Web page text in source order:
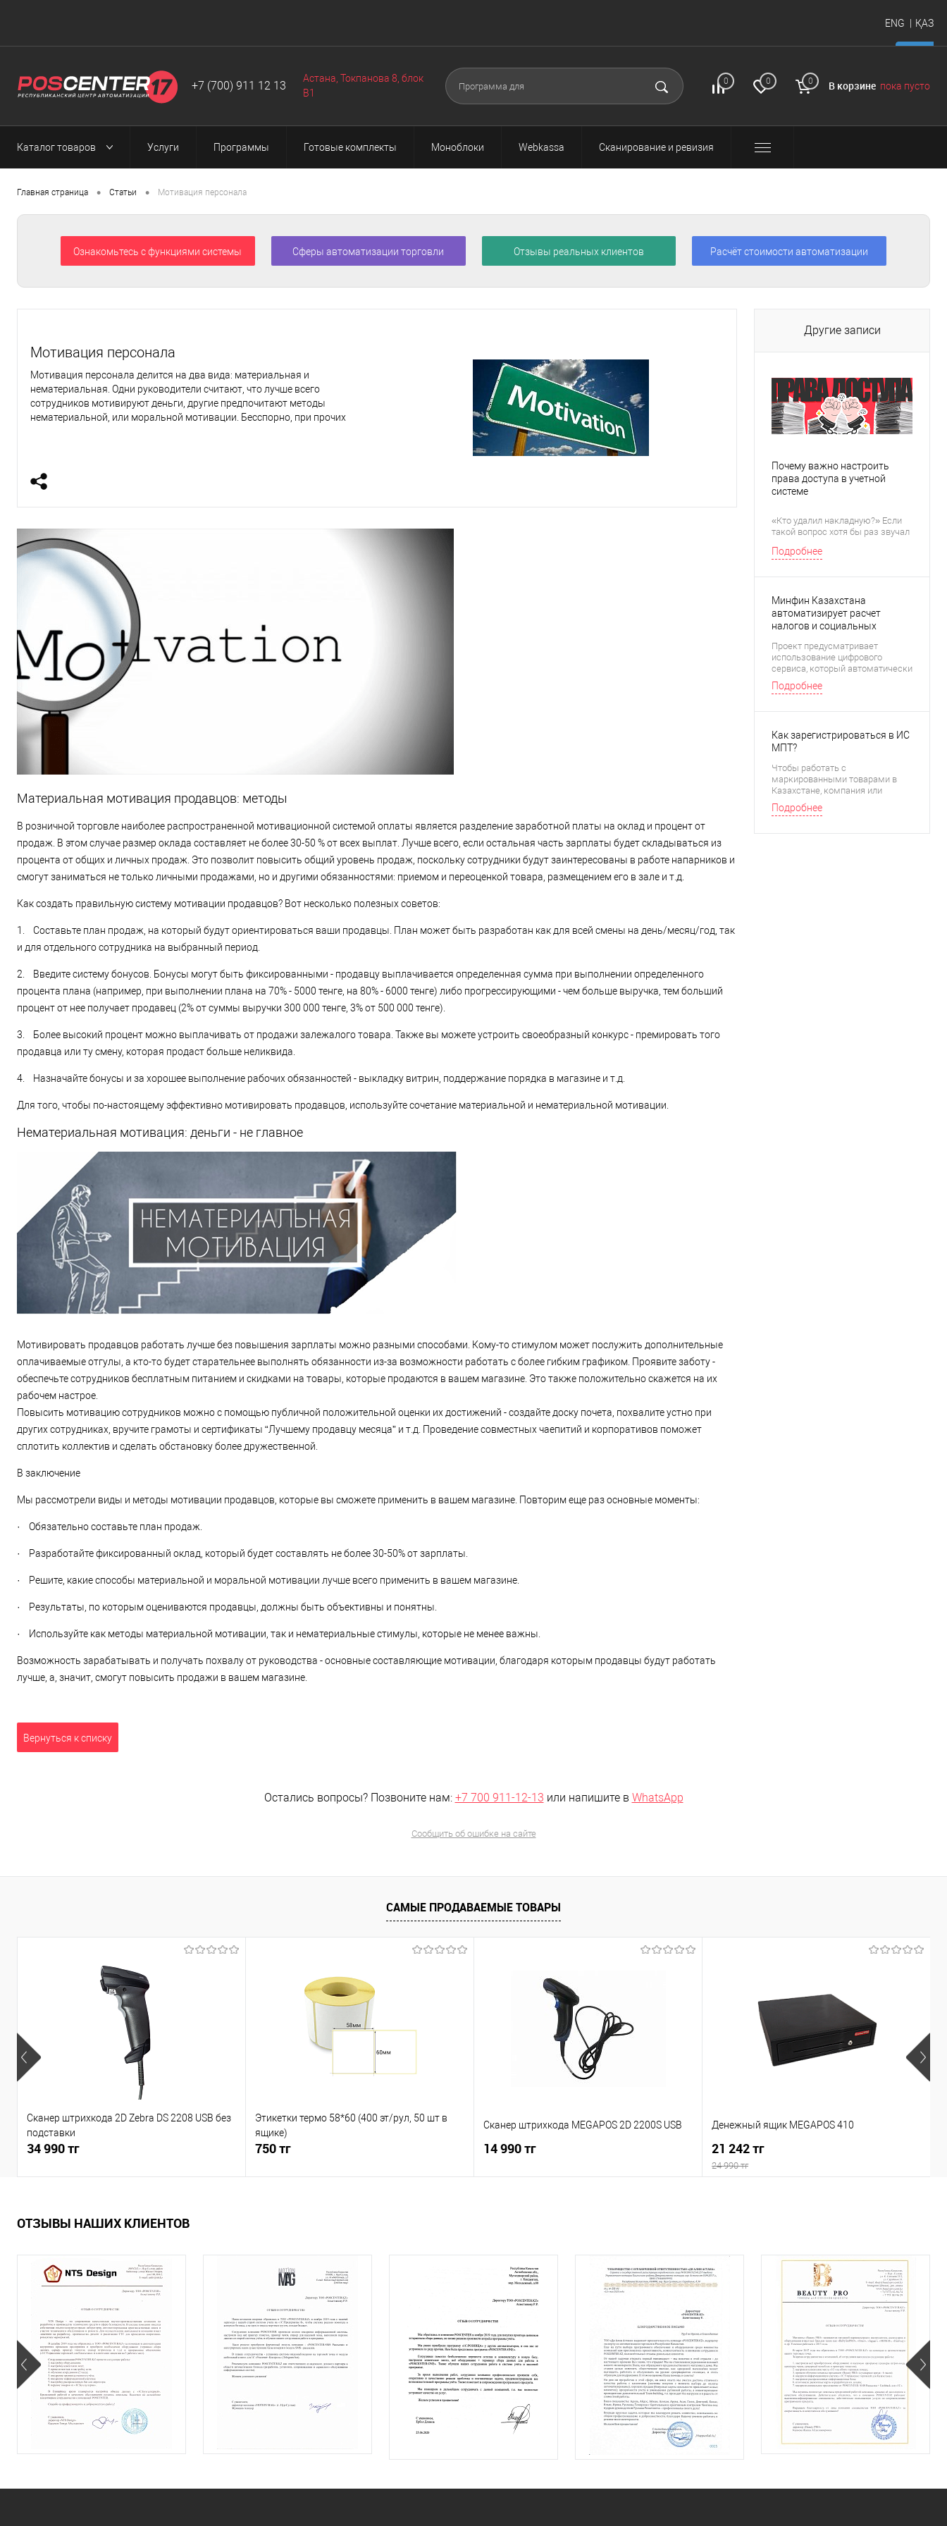
ENG ҚАЗ
регистрация
+7 (700) 911 12 13
Астана, Токпанова 8, блок
B1
0 0 0 В корзине пока пусто
Каталог товаров Услуги Программы Готовые комплекты Моноблоки Webkassa Сканирование и ревизия
Главная страница • Статьи • Мотивация персонала
Ознакомьтесь с функциями системы Сферы автоматизации торговли Отзывы реальных клиентов Расчёт стоимости автоматизации
Мотивация персонала
Мотивация персонала делится на два вида: материальная и
нематериальная. Одни руководители считают, что лучше всего
сотрудников мотивируют деньги, другие предпочитают методы
нематериальной, или моральной мотивации. Бесспорно, при прочих
нематериальные мотивы человека.
Материальная мотивация продавцов: методы
В розничной торговле наиболее распространенной мотивационной системой оплаты является разделение заработной платы на оклад и процент от
продаж. В этом случае размер оклада составляет не более 30-50 % от всех выплат. Лучше всего, если остальная часть зарплаты будет складываться из
процента от общих и личных продаж. Это позволит повысить общий уровень продаж, поскольку сотрудники будут заинтересованы в работе напарников и
смогут заниматься не только личными продажами, но и другими обязанностями: приемом и переоценкой товара, размещением его в зале и т.д.
Как создать правильную систему мотивации продавцов? Вот несколько полезных советов:
1. Составьте план продаж, на который будут ориентироваться ваши продавцы. План может быть разработан как для всей смены на день/месяц/год, так
и для отдельного сотрудника на выбранный период.
2. Введите систему бонусов. Бонусы могут быть фиксированными - продавцу выплачивается определенная сумма при выполнении определенного
процента плана (например, при выполнении плана на 70% - 5000 тенге, на 80% - 6000 тенге) либо прогрессирующими - чем больше выручка, тем больший
процент от нее получает продавец (2% от суммы выручки 300 000 тенге, 3% от 500 000 тенге).
3. Более высокий процент можно выплачивать от продажи залежалого товара. Также вы можете устроить своеобразный конкурс - премировать того
продавца или ту смену, которая продаст больше неликвида.
4. Назначайте бонусы и за хорошее выполнение рабочих обязанностей - выкладку витрин, поддержание порядка в магазине и т.д.
Для того, чтобы по-настоящему эффективно мотивировать продавцов, используйте сочетание материальной и нематериальной мотивации.
Нематериальная мотивация: деньги - не главное
Мотивировать продавцов работать лучше без повышения зарплаты можно разными способами. Кому-то стимулом может послужить дополнительные
оплачиваемые отгулы, а кто-то будет старательнее выполнять обязанности из-за возможности работать с более гибким графиком. Проявите заботу -
обеспечьте сотрудников бесплатным питанием и скидками на товары, которые продаются в вашем магазине. Это также положительно скажется на их
рабочем настрое.
Повысить мотивацию сотрудников можно с помощью публичной положительной оценки их достижений - создайте доску почета, похвалите устно при
других сотрудниках, вручите грамоты и сертификаты “Лучшему продавцу месяца” и т.д. Проведение совместных чаепитий и корпоративов поможет
сплотить коллектив и сделать обстановку более дружественной.
В заключение
Мы рассмотрели виды и методы мотивации продавцов, которые вы сможете применить в вашем магазине. Повторим еще раз основные моменты:
· Обязательно составьте план продаж.
· Разработайте фиксированный оклад, который будет составлять не более 30-50% от зарплаты.
· Решите, какие способы материальной и моральной мотивации лучше всего применить в вашем магазине.
· Результаты, по которым оцениваются продавцы, должны быть объективны и понятны.
· Используйте как методы материальной мотивации, так и нематериальные стимулы, которые не менее важны.
Возможность зарабатывать и получать похвалу от руководства - основные составляющие мотивации, благодаря которым продавцы будут работать
лучше, а, значит, смогут повысить продажи в вашем магазине.
Вернуться к списку
Другие записи
Почему важно настроить
права доступа в учетной
системе
«Кто удалил накладную?» Если
такой вопрос хотя бы раз звучал
правами доступа в учетной
Подробнее
Минфин Казахстана
автоматизирует расчет
налогов и социальных
«Расчет в один клик»
Проект предусматривает
использование цифрового
сервиса, который автоматически
рассчитывает налоги и
социальные платежи с фонда
Подробнее
Как зарегистрироваться в ИС
МПТ?
Чтобы работать с
маркированными товарами в
Казахстане, компания или
предприниматель должны
зарегистрироваться в
маркировки и
Подробнее
Остались вопросы? Позвоните нам: +7 700 911-12-13 или напишите в WhatsApp
Сообщить об ошибке на сайте
САМЫЕ ПРОДАВАЕМЫЕ ТОВАРЫ
Сканер штрихкода 2D Zebra DS 2208 USB без
подставки
34 990 тг
Этикетки термо 58*60 (400 эт/рул, 50 шт в
ящике)
750 тг
Сканер штрихкода MEGAPOS 2D 2200S USB
14 990 тг
Денежный ящик MEGAPOS 410
21 242 тг
24 990 тг
ОТЗЫВЫ НАШИХ КЛИЕНТОВ